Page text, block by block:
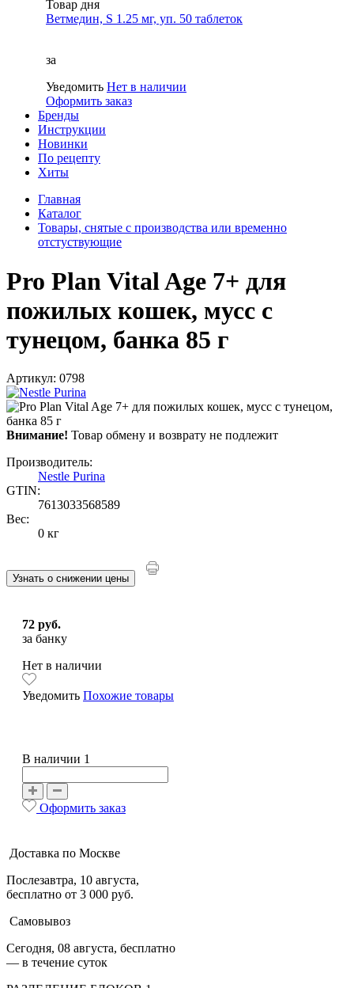
Товар дня
Ветмедин, S 1.25 мг, уп. 50 таблеток
за
Уведомить Нет в наличии
Оформить заказ
Бренды
Инструкции
Новинки
По рецепту
Хиты
Главная
Каталог
Товары, снятые с производства или временно
отстуствующие
Pro Plan Vital Age 7+ для
пожилых кошек, мусс с
тунецом, банка 85 г
Артикул: 0798
Внимание! Товар обмену и возврату не подлежит
Производитель:
Nestle Purina
GTIN:
7613033568589
Вес:
0 кг
Узнать о снижении цены
72 руб.
за банку
Нет в наличии
Уведомить Похожие товары
В наличии 1
Оформить заказ
Доставка по Москве
Послезавтра, 10 августа,
бесплатно от 3 000 руб.
Самовывоз
Сегодня, 08 августа, бесплатно
— в течение суток